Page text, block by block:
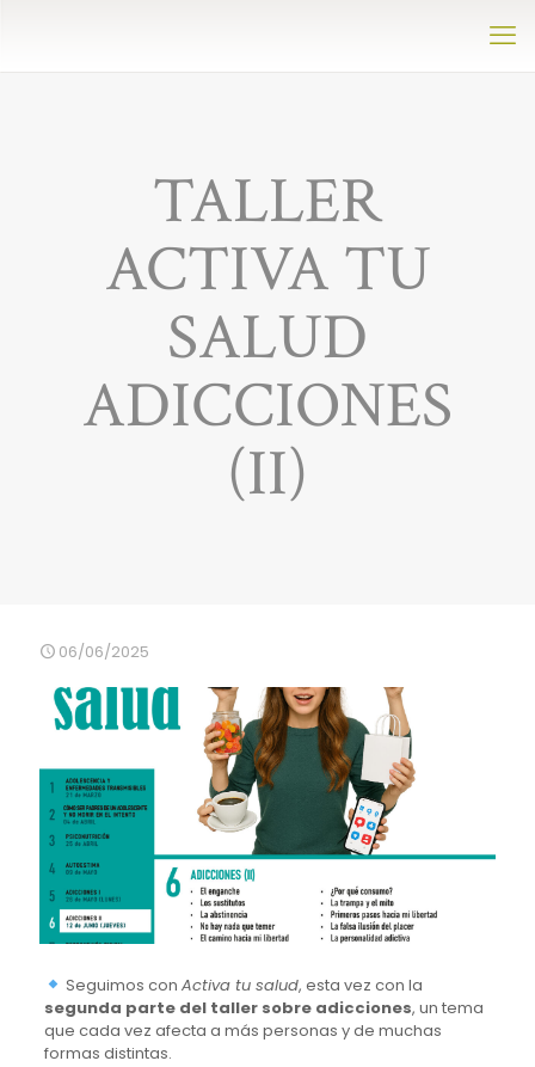
TALLER
ACTIVA TU
SALUD
ADICCIONES
(II)
06/06/2025
Seguimos con Activa tu salud, esta vez con la
segunda parte del taller sobre adicciones, un tema
que cada vez afecta a más personas y de muchas
formas distintas.